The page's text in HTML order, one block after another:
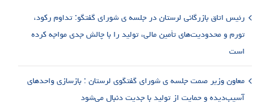
رئیس اتاق بازرگانی لرستان در جلسه ی شورای گفتگو: تداوم رکود،
تورم و محدودیت‌های تأمین مالی، تولید را با چالش جدی مواجه کرده
است
معاون وزیر صمت جلسه ی شورای گفتگوی لرستان : بازسازی واحدهای
آسیب‌دیده و حمایت از تولید با جدیت دنبال می‌شود